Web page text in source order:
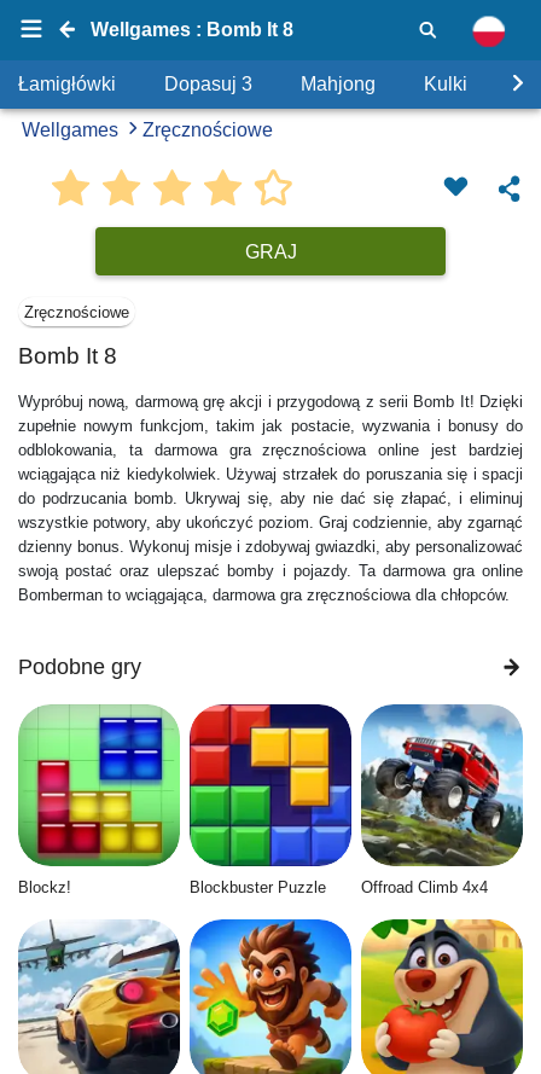
Wellgames : Bomb It 8
Łamigłówki Dopasuj 3 Mahjong Kulki
Wellgames Zręcznościowe
GRAJ
Zręcznościowe
Bomb It 8
Wypróbuj nową, darmową grę akcji i przygodową z serii Bomb It! Dzięki
zupełnie nowym funkcjom, takim jak postacie, wyzwania i bonusy do
odblokowania, ta darmowa gra zręcznościowa online jest bardziej
wciągająca niż kiedykolwiek. Używaj strzałek do poruszania się i spacji
do podrzucania bomb. Ukrywaj się, aby nie dać się złapać, i eliminuj
wszystkie potwory, aby ukończyć poziom. Graj codziennie, aby zgarnąć
dzienny bonus. Wykonuj misje i zdobywaj gwiazdki, aby personalizować
swoją postać oraz ulepszać bomby i pojazdy. Ta darmowa gra online
Bomberman to wciągająca, darmowa gra zręcznościowa dla chłopców.
Podobne gry
Blockz! Blockbuster Puzzle Offroad Climb 4x4